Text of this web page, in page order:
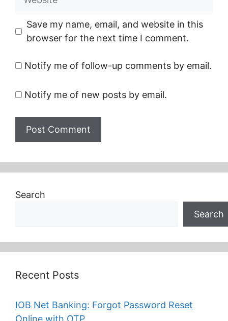
Save my name, email, and website in this
browser for the next time I comment.
Notify me of follow-up comments by email.
Notify me of new posts by email.
Search
Search
Recent Posts
IOB Net Banking: Forgot Password Reset